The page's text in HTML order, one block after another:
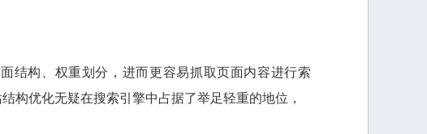
结构、权重划分，进而更容易抓取页面内容进行索
构优化无疑在搜索引擎中占据了举足轻重的地位，